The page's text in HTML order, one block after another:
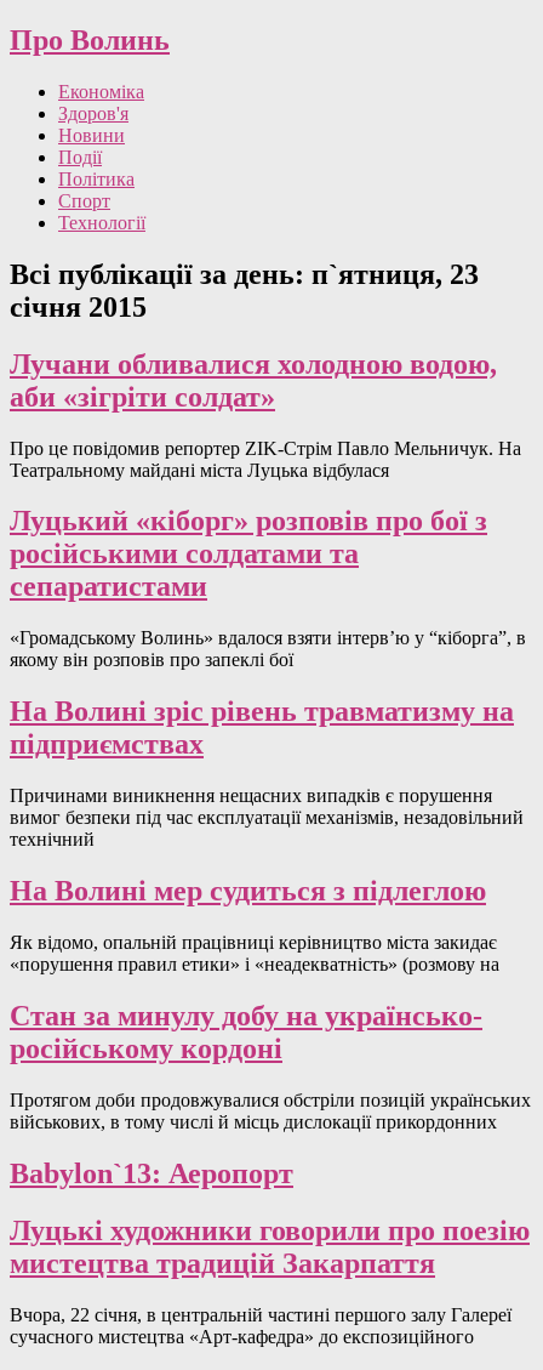
Про Волинь
Економіка
Здоров'я
Новини
Події
Політика
Спорт
Технології
Всі публікації за день: п`ятниця, 23
січня 2015
Лучани обливалися холодною водою,
аби «зігріти солдат»
Про це повідомив репортер ZIK-Стрім Павло Мельничук. На
Театральному майдані міста Луцька відбулася
Луцький «кіборг» розповів про бої з
російськими солдатами та
сепаратистами
«Громадському Волинь» вдалося взяти інтерв’ю у “кіборга”, в
якому він розповів про запеклі бої
На Волині зріс рівень травматизму на
підприємствах
Причинами виникнення нещасних випадків є порушення
вимог безпеки під час експлуатації механізмів, незадовільний
технічний
На Волині мер судиться з підлеглою
Як відомо, опальній працівниці керівництво міста закидає
«порушення правил етики» і «неадекватність» (розмову на
Стан за минулу добу на українсько-
російському кордоні
Протягом доби продовжувалися обстріли позицій українських
військових, в тому числі й місць дислокації прикордонних
Babylon`13: Аеропорт
Луцькі художники говорили про поезію
мистецтва традицій Закарпаття
Вчора, 22 січня, в центральній частині першого залу Галереї
сучасного мистецтва «Aрт-кафедра» до експозиційного